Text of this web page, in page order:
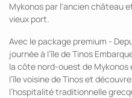
Mykonos par l'ancien château
vieux port.
Avec le package premium -
journée à l’île de Tinos
la côte nord-ouest de Mykonos
l’île voisine de Tinos et
l’hospitalité traditionnelle